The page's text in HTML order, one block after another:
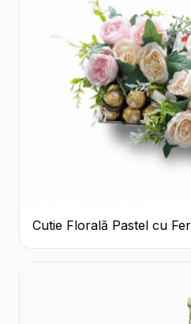
Cutie Florală Pastel cu
Raffaello